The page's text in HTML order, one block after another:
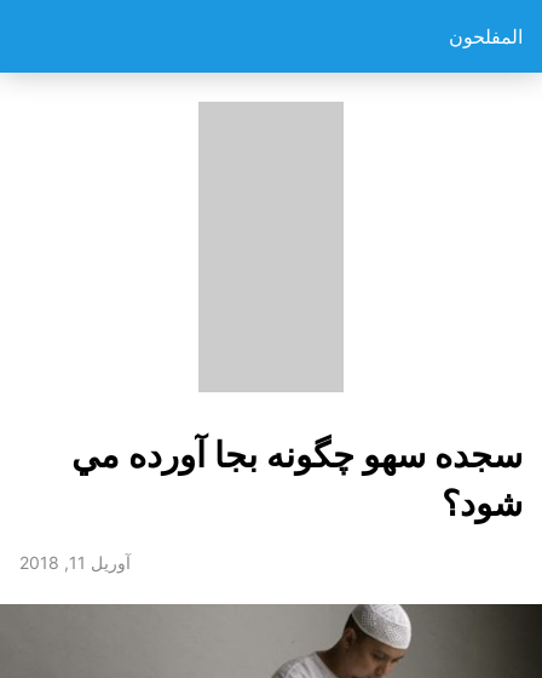
المفلحون
سجده سهو چگونه بجا آورده مي
شود؟
آوریل 11, 2018